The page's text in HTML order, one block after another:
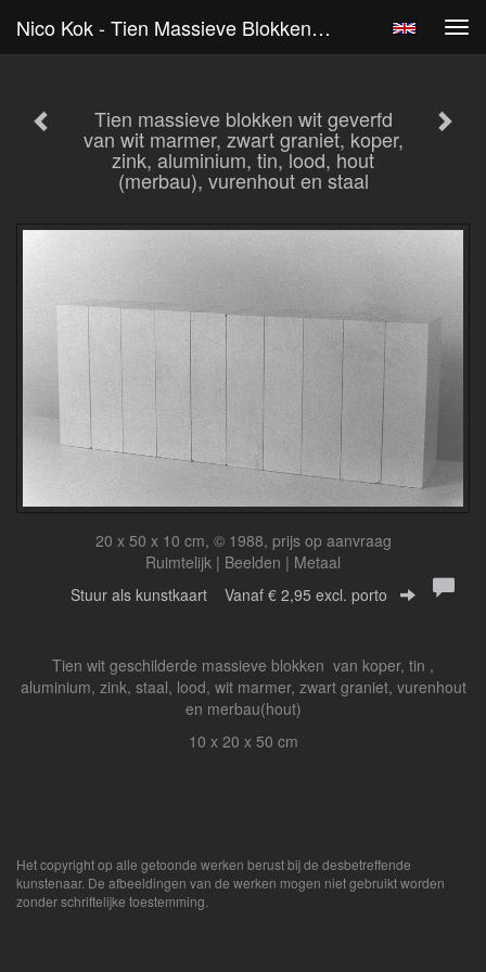
Nico Kok - Tien Massieve Blokken Wit Geverfd Van Wit Marmer, Zwart Graniet, Koper, Zink, Aluminium, Tin, Lood, Hout (merbau), Vurenhout En Staal
Tien massieve blokken wit geverfd
van wit marmer, zwart graniet, koper,
zink, aluminium, tin, lood, hout
(merbau), vurenhout en staal
20 x 50 x 10 cm, © 1988, prijs op aanvraag
Ruimtelijk | Beelden | Metaal
Stuur als kunstkaart Vanaf € 2,95 excl. porto
Tien wit geschilderde massieve blokken van koper, tin ,
aluminium, zink, staal, lood, wit marmer, zwart graniet, vurenhout
en merbau(hout)
10 x 20 x 50 cm
Het copyright op alle getoonde werken berust bij de desbetreffende
kunstenaar. De afbeeldingen van de werken mogen niet gebruikt worden
zonder schriftelijke toestemming.